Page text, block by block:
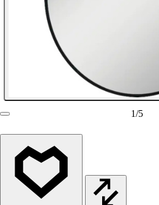
1/5